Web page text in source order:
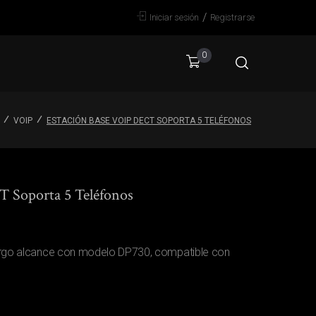
Iniciar sesión / Registrarse
0
VOIP ESTACIÓN BASE VOIP DECT SOPORTA 5 TELÉFONOS
Soporta 5 Teléfonos
alcance con modelo DP730, compatible con